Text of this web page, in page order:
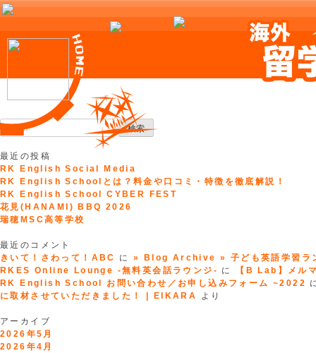
to
content
検
索:
最近の投稿
RK English Social Media
RK English Schoolとは？料金や口コミ・特徴を徹底解説！
RK English School CYBER FEST
花見(HANAMI) BBQ 2026
瑞穂MSC高等学校
最近のコメント
きいて！さわって！ABC
に» Blog Archive » 子ども英語学習ラ
RKES Online Lounge -無料英会話ラウンジ- に
【B Lab】メ
RK English School お問い合わせ／お申し込みフォーム ~2022
に取材させていただきました！ | EIKARA
より
アーカイブ
2026年5月
2026年4月